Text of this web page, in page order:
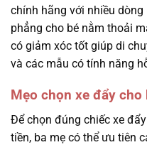
chính hãng với nhiều
phẳng cho bé nằm thoải
có giảm xóc tốt giúp di
và các mẫu có tính năng
Mẹo chọn xe đẩy
Để chọn đúng chiếc xe
tiền, ba mẹ có thể ưu tiên